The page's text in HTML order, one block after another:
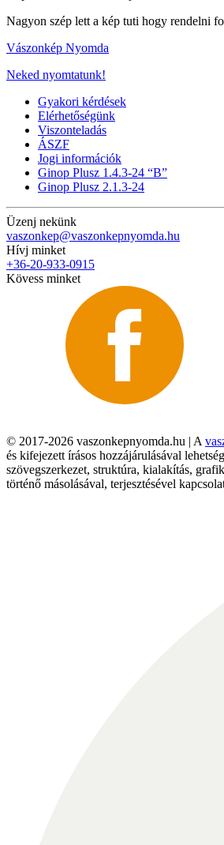
Nagyon szép lett a kép tuti hogy rendelni
Vászonkép Nyomda
Neked nyomtatunk!
Gyakori kérdések
Elérhetőségünk
Viszonteladás
ÁSZF
Jogi információk
Ginop Plusz 1.4.3-24 “B”
Ginop Plusz 2.1.3-24
Üzenj nekünk
vaszonkep@vaszonkepnyomda.hu
Hívj minket
+36-20-933-0915
Kövess minket
© 2017-2026 vaszonkepnyomda.hu | A
és kifejezett írásos hozzájárulásával
szövegszerkezet, struktúra, kialakítás,
történő másolásával, terjesztésével